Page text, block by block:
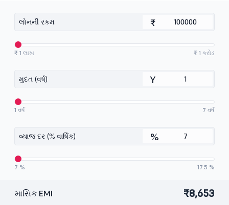
લોનની રકમ ₹
₹ 1 લાખ ₹ 1 કરોડ
મુદત (વર્ષ) Y
1 વર્ષ 7 વર્ષ
વ્યાજ દર (% વાર્ષિક) %
7 % 17.5 %
માસિક EMI ₹8,653